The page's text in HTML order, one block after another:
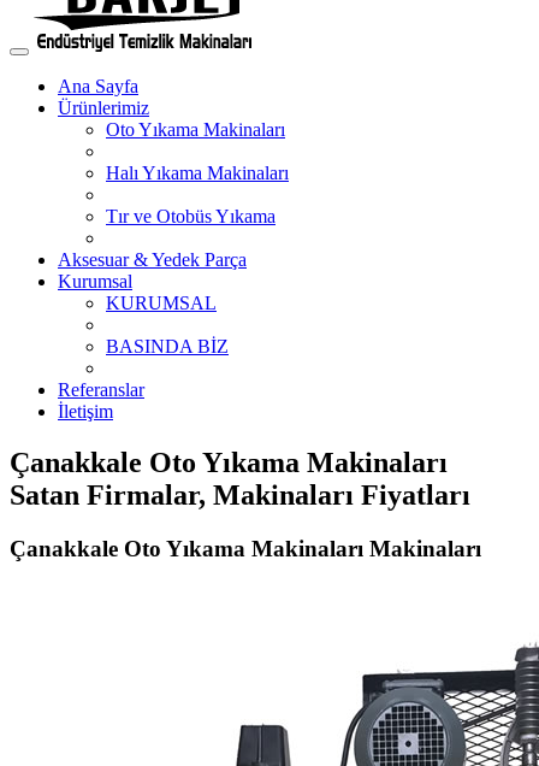
Ana Sayfa
Ürünlerimiz
Oto Yıkama Makinaları
Halı Yıkama Makinaları
Tır ve Otobüs Yıkama
Aksesuar & Yedek Parça
Kurumsal
KURUMSAL
BASINDA BİZ
Referanslar
İletişim
Çanakkale Oto Yıkama Makinaları
Satan Firmalar, Makinaları Fiyatları
Çanakkale Oto Yıkama Makinaları Makinaları